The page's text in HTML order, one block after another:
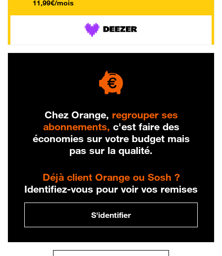
11,99€/mois
Chez Orange, regrouper ses
abonnements, c'est faire des
économies sur votre budget mais
pas sur la qualité.
Déjà client Orange ou Sosh ?
Identifiez-vous pour voir vos remises
S'identifier